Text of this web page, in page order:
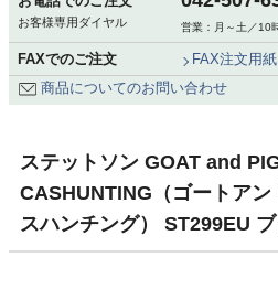
お客様専用ダイヤル 営業：月～土／
FAXでのご注文
FAX注文用
商品についてのお問い合わせ
ステットソン GOAT and
CASHUNTING（ゴートアン
スハンチング） ST299EU